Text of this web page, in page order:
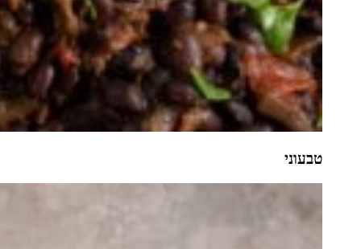
טבעוני